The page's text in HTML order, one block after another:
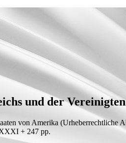
und der
von Amerika (Urheberrechtliche
XXXI + 247 pp.